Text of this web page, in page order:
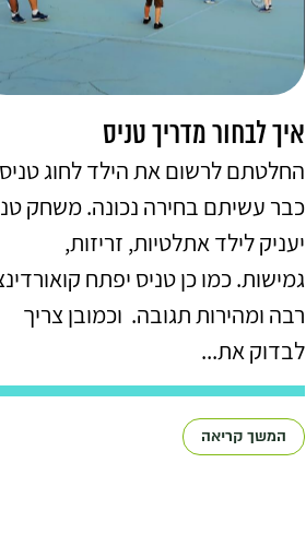
איך לבחור מדריך טניס
החלטתם לרשום את הילד לחוג
כבר עשיתם בחירה נכונה. משחק
יעניק לילד אתלטיות, זריזות,
גמישות. כמו כן טניס יפתח
רבה ומהירות תגובה. וכמובן צריך
לבדוק את...
המשך קריאה